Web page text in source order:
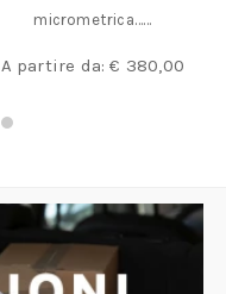
micrometrica……
A partire da:€ 380,00